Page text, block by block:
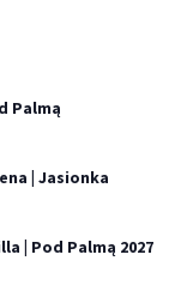
Palmą
| Jasionka
| Pod Palmą 2027